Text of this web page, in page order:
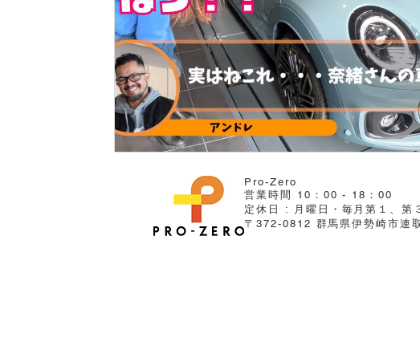
Pro-Zero
営業時間 10：00 - 18：00
定休日 : ​月曜日・毎月第１、第
〒372-0812 群馬県伊勢崎市連